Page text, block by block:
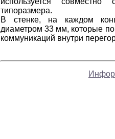
типоразмера.
В стенке, на каждом
диаметром 33 мм, которые
коммуникаций внутри